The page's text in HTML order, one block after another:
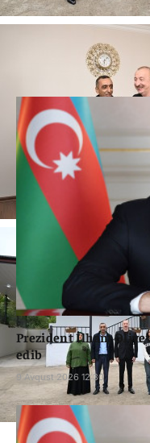
#PREZIDENT İLHAM ƏLIYEV
FacebookTwitter
XƏBƏRƏR
Prezident İlham
edib
9 Avqust 2026 12:30